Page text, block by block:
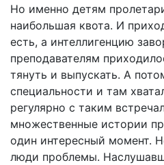
Но именно детям
наибольшая квота. И
есть, а интеллигенцию
преподавателям
тянуть и выпускать. А
специальности и там
регулярно с таким
множественные истории
один интересный момент.
люди проблемы.